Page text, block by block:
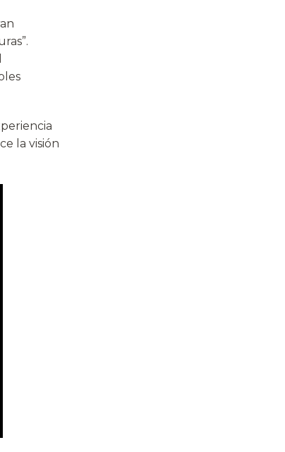
la visión